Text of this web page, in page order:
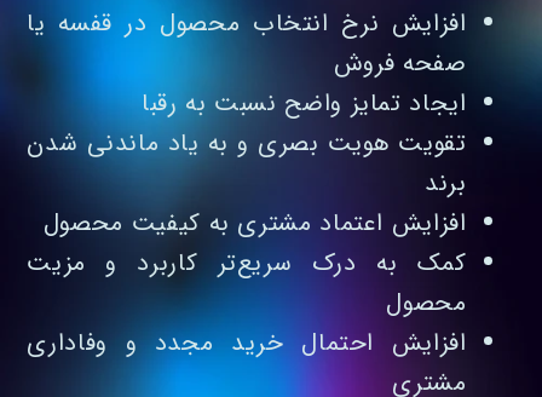
افزایش نرخ انتخاب محصول در قفسه یا
صفحه فروش
ایجاد تمایز واضح نسبت به رقبا
تقویت هویت بصری و به‌ یاد ماندنی شدن
برند
افزایش اعتماد مشتری به کیفیت محصول
کمک به درک سریع‌تر کاربرد و مزیت
محصول
افزایش احتمال خرید مجدد و وفاداری
مشتری